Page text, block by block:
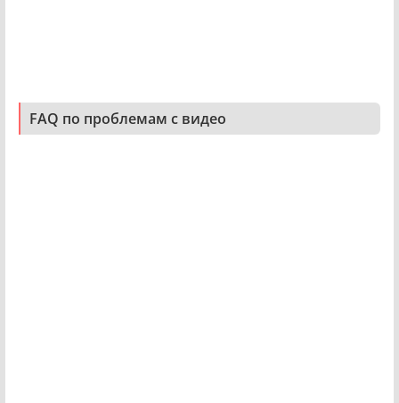
FAQ по проблемам с видео